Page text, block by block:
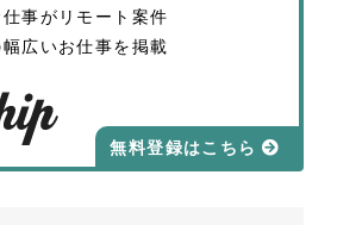
事がリモート案件
広いお仕事を掲載
無料登録はこちら